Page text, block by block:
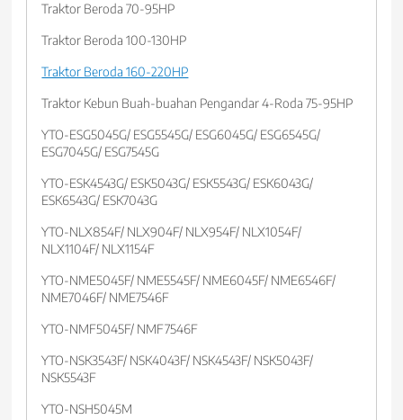
Traktor Beroda 70-95HP
Traktor Beroda 100-130HP
Traktor Beroda 160-220HP
Traktor Kebun Buah-buahan Pengandar 4-Roda 75-95HP
YTO-ESG5045G/ ESG5545G/ ESG6045G/ ESG6545G/
ESG7045G/ ESG7545G
YTO-ESK4543G/ ESK5043G/ ESK5543G/ ESK6043G/
ESK6543G/ ESK7043G
YTO-NLX854F/ NLX904F/ NLX954F/ NLX1054F/
NLX1104F/ NLX1154F
YTO-NME5045F/ NME5545F/ NME6045F/ NME6546F/
NME7046F/ NME7546F
YTO-NMF5045F/ NMF7546F
YTO-NSK3543F/ NSK4043F/ NSK4543F/ NSK5043F/
NSK5543F
YTO-NSH5045M